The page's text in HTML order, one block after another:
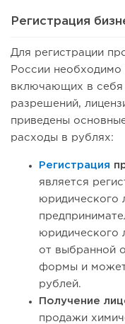
Регистрация
Для регистрации
России необходимо
включающих в себя
разрешений,
приведены
расходы в рублях:
Регистрация
является
юридического
юридического
от выбранной
формы и
рублей.
Получение
продажи